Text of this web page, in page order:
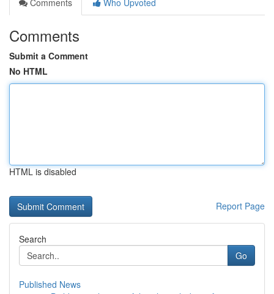
Comments
Who Upvoted
Comments
Submit a Comment
No HTML
HTML is disabled
Report Page
Search
Go
Published News